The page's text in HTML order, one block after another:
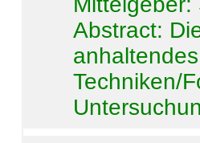
Abstract:
Techniken/